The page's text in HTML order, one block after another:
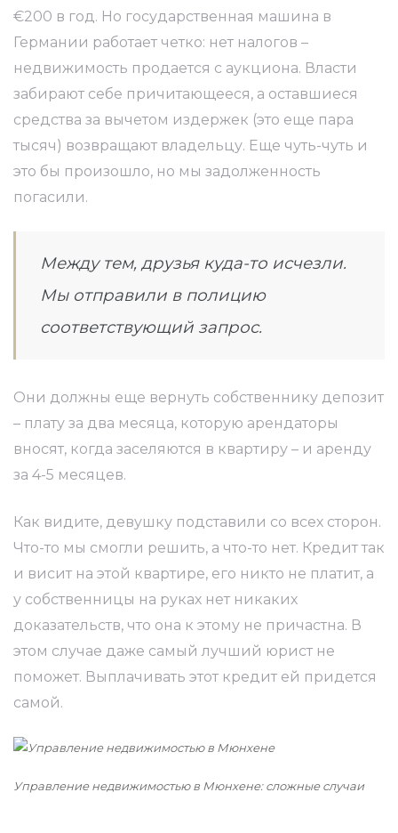
€200 в год. Но государственная машина в
Германии работает четко: нет налогов –
недвижимость продается с аукциона. Власти
забирают себе причитающееся, а оставшиеся
средства за вычетом издержек (это еще пара
тысяч) возвращают владельцу. Еще чуть-чуть и
это бы произошло, но мы задолженность
погасили.
Между тем, друзья куда-то исчезли.
Мы отправили в полицию
соответствующий запрос.
Они должны еще вернуть собственнику депозит
– плату за два месяца, которую арендаторы
вносят, когда заселяются в квартиру – и аренду
за 4-5 месяцев.
Как видите, девушку подставили со всех сторон.
Что-то мы смогли решить, а что-то нет. Кредит так
и висит на этой квартире, его никто не платит, а
у собственницы на руках нет никаких
доказательств, что она к этому не причастна. В
этом случае даже самый лучший юрист не
поможет. Выплачивать этот кредит ей придется
самой.
Управление недвижимостью в Мюнхене: сложные случаи